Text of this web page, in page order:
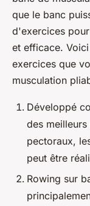
que le banc
d'exercices
et efficace.
exercices que
musculation
Développé
des
pectoraux,
peut être
Rowing sur